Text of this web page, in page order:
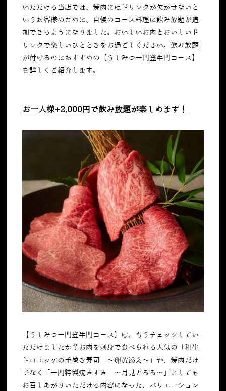
いただける当店では、焼肉にはドリンクが欠かせないと
いうお客様のために、自慢のコース料理に飲み放題が追
加できるようになりました。おいしいお肉とおいしいド
リンクで楽しいひとときをお過ごしください。飲み放題
が付けるのにおすすめの【うしみつ一門登牛門コース】
を詳しくご紹介します。
お一人様+2,000円で飲み放題が楽しめます！
【うしみつ一門登牛門コース】は、もうチェックしてい
ただけましたか？お肉を刺身で食べられる人気の「和牛
トロユッケの手巻き寿司 〜卵黄添え〜」や、焼肉だけ
でなく「一門特製焼きすき ～月見とろろ～」としても
お召しあがりいただける内容になった、バリエーション